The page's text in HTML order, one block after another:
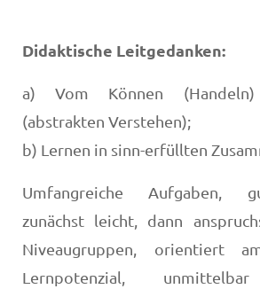
Didaktische Leitgedanken:
a) Vom Können
(abstrakten Verstehen);
b) Lernen in sinn-erfüllten
Umfangreiche Aufgaben,
zunächst leicht, dann
Niveaugruppen, orientiert
Lernpotenzial,